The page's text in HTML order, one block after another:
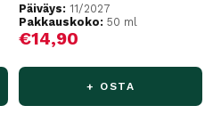
Päiväys: 11/2027
Pakkauskoko: 50 ml
Alennushinta
€14,90
+ OSTA